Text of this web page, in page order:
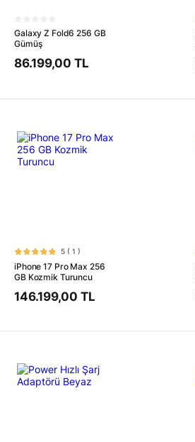
Galaxy Z Fold6 256 GB
Gümüş
86.199,00 TL
5 ( 1 )
iPhone 17 Pro Max 256
GB Kozmik Turuncu
146.199,00 TL